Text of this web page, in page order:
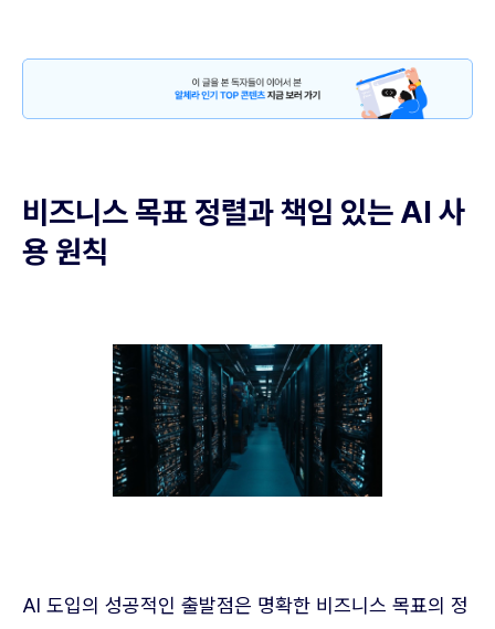
비즈니스 목표 정렬과 책임 있는 AI 사
용 원칙
AI 도입의 성공적인 출발점은 명확한 비즈니스 목표의 정